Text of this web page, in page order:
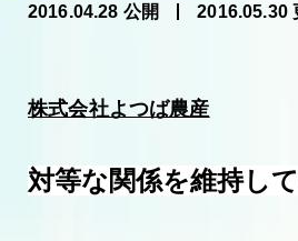
2016.04.28 公開 2016.05.30
株式会社よつば農産
対等な関係を維持し